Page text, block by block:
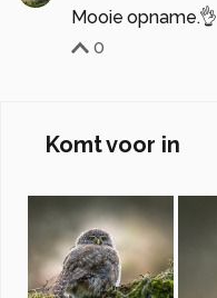
Mooie opname.👌
0
Komt voor in